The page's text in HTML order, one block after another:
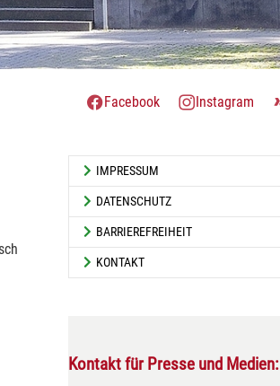
Facebook Instagram
IMPRESSUM
DATENSCHUTZ
BARRIEREFREIHEIT
KONTAKT
Kontakt für Presse und Medien: